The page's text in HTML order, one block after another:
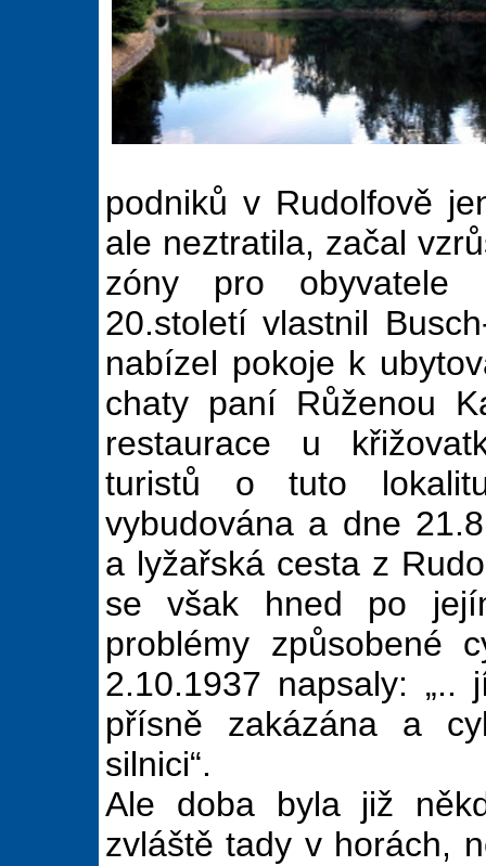
podniků v Rudolfově
ale neztratila, začal
zóny pro obyvatele
20.století vlastnil
nabízel pokoje k
chaty paní Růženou
restaurace u
turistů o tuto
vybudována a dne
a lyžařská cesta z
se však hned po
problémy způsobené
2.10.1937 napsaly:
přísně zakázána a
silnici“.
Ale doba byla již
zvláště tady v horách,